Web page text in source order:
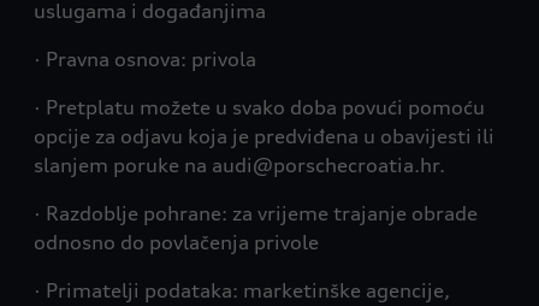
uslugama i događanjima
· Pravna osnova: privola
· Pretplatu možete u svako doba povući pomoću
opcije za odjavu koja je predviđena u obavijesti ili
slanjem poruke na audi@porschecroatia.hr.
· Razdoblje pohrane: za vrijeme trajanje obrade
odnosno do povlačenja privole
· Primatelji podataka: marketinške agencije,